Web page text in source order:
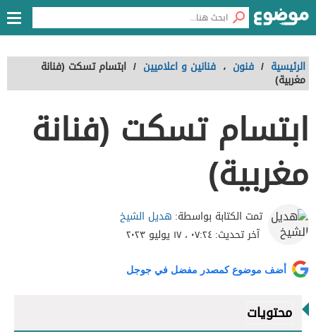
الرئيسية / فنون ، فنانين و اعلاميين / ابتسام تسكت (فنانة
مغربية)
ابتسام تسكت (فنانة
مغربية)
تمت الكتابة بواسطة: هديل الشيخ
آخر تحديث:٠٧:٢٤ ، ١٧ يوليو ٢٠٢٣
أضف موضوع كمصدر مفضل في جوجل
محتويات